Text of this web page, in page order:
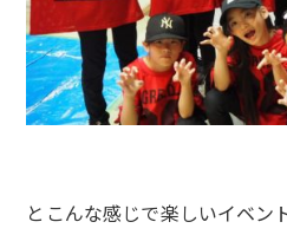
とこんな感じで楽しいイベン